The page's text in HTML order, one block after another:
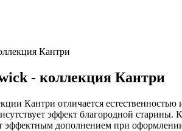
Кантри
- коллекция Кантри
Кантри отличается
эффект благородной старины.
эффектным дополнением при